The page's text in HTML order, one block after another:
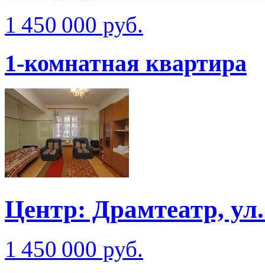
1 450 000 руб.
1-комнатная квартира
Центр: Драмтеатр,
1 450 000 руб.